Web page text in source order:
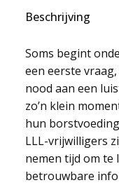
Beschrijving
Soms begint
een eerste
nood aan een
zo’n klein
hun
LLL-vrijwilligers
nemen tijd om te
betrouwbare